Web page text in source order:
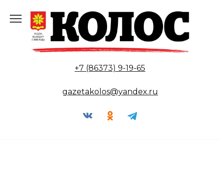
содержанию
+7 (86373) 9-19-65
gazetakolos@yandex.ru